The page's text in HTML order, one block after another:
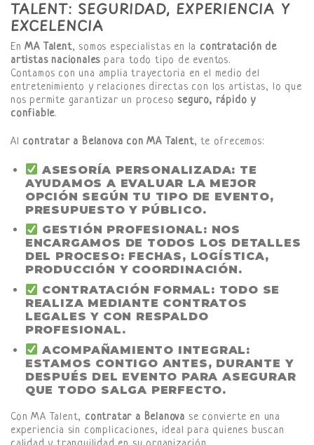
TALENT: SEGURIDAD, EXPERIENCIA Y
EXCELENCIA
EnMA Talent, somos especialistas en la contratación de
artistas nacionales para todo tipo de eventos.
Contamos con una amplia trayectoria en el medio del
entretenimiento y relaciones directas con los artistas, lo que
nos permite garantizar un procesoseguro, rápido y
confiable.
Al contratar a Belanova con MA Talent, te ofrecemos:
ASESORÍA PERSONALIZADA: TE
AYUDAMOS A EVALUAR LA MEJOR
OPCIÓN SEGÚN TU TIPO DE EVENTO,
PRESUPUESTO Y PÚBLICO.
GESTIÓN PROFESIONAL: NOS
ENCARGAMOS DE TODOS LOS DETALLES
DEL PROCESO: FECHAS, LOGÍSTICA,
PRODUCCIÓN Y COORDINACIÓN.
CONTRATACIÓN FORMAL: TODO SE
REALIZA MEDIANTE CONTRATOS
LEGALES Y CON RESPALDO
PROFESIONAL.
ACOMPAÑAMIENTO INTEGRAL:
ESTAMOS CONTIGO ANTES, DURANTE Y
DESPUÉS DEL EVENTO PARA ASEGURAR
QUE TODO SALGA PERFECTO.
Con MA Talent, contratar a Belanova se convierte en una
experiencia sin complicaciones, ideal para quienes buscan